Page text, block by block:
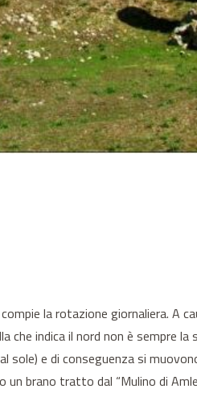
la rotazione giornaliera. A
indica il nord non è sempre la
e di conseguenza si
brano tratto dal “Mulino di